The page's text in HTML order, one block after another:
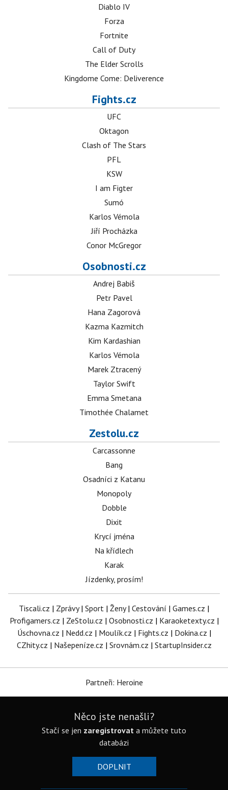
Diablo IV
Forza
Fortnite
Call of Duty
The Elder Scrolls
Kingdome Come: Deliverence
Fights.cz
UFC
Oktagon
Clash of The Stars
PFL
KSW
I am Figter
Sumó
Karlos Vémola
Jiří Procházka
Conor McGregor
Osobnosti.cz
Andrej Babiš
Petr Pavel
Hana Zagorová
Kazma Kazmitch
Kim Kardashian
Karlos Vémola
Marek Ztracený
Taylor Swift
Emma Smetana
Timothée Chalamet
Zestolu.cz
Carcassonne
Bang
Osadníci z Katanu
Monopoly
Dobble
Dixit
Krycí jména
Na křídlech
Karak
Jízdenky, prosím!
Tiscali.cz | Zprávy| Sport | Ženy| Cestování | Games.cz |
Profigamers.cz | ZeStolu.cz | Osobnosti.cz | Karaoketexty.cz |
Úschovna.cz | Nedd.cz | Moulík.cz | Fights.cz | Dokina.cz |
CZhity.cz | Našepeníze.cz | Srovnám.cz | StartupInsider.cz
Partneři: Heroine
Něco jste nenašli?
Stačí se jen zaregistrovat a můžete tuto
databázi
DOPLNIT